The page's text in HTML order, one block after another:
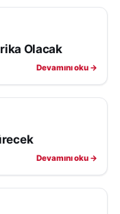
Olacak
Devamını oku →
Devamını oku →